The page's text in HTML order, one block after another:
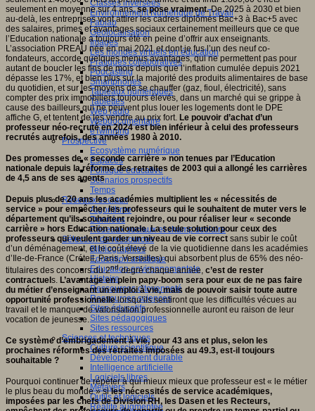
Classes inversées
Environnement Numérique de Travail
Fablab
Géolocalisation
Images
Les mondes virtuels en éducation
Pratiques collaboratives
Podcasting
Smartphones
Tableaux numériques
Tablettes
Web radio
Webdocumentaire
eTwinning
Prospective
Ecosystème numérique
Espaces
Politique éducative
Scénarios prospectifs
Temps
Réseaux sociaux
Algorithme
Données
Réseaux sociaux et champ scolaire
Sélection de ressources
Bibliographies
Education artistique
Education environnementale
Histoire
Ressources citoyenneté
Ressources sciences
Sites éducatifs
Sites pédagogiques
Sites ressources
Sciences et techniques
Culture scientifique
Développement durable
Intelligence artificielle
Logiciels libres
Métavers
Outils et logiciels
Réalité augmentée
seulement en moyenne sur 4 ans,se pose vraiment.De 2025 à 2030 et bien
au-delà, les entreprises vont attirer les cadres diplômés Bac+3 à Bac+5 avec
des salaires, primes et avantages sociaux certainement meilleurs que ce que
l’Education nationale a toujours été en peine d’offrir aux enseignants.
L’association PREAU née en mai 2021 et dont je fus l’un des neuf co-
fondateurs, accorde quelques menus avantages, qui ne permettent pas pour
autant de boucler les fins de mois depuis que l’inflation cumulée depuis 2021
dépasse les 17%, et bien plus sur la majorité des produits alimentaires de base
du quotidien, et sur les moyens de se chauffer (gaz, fioul, électricité), sans
compter des prix immobiliers toujours élevés, dans un marché qui se grippe à
cause des bailleurs qui ne peuvent plus louer les logements dont le DPE
affiche G, et tentent de les vendre au prix fort. Le pouvoir d’achat d’un
professeur néo-recruté en 2024 est bien inférieur à celui des professeurs
recrutés autrefois, des années 1980 à 2010.
Des promesses de « seconde carrière » non tenues par l’Education
nationale depuis la réforme des retraites de 2003 qui a allongé les carrières
de 4,5 ans de ses agents
Depuis plus de 20 ans les académies multiplient les « nécessités de
service » pour empêcher les professeurs qui le souhaitent de muter vers le
département qu’ils souhaitent rejoindre, ou pour réaliser leur « seconde
carrière » hors Education nationale.La seule solution pour ceux des
professeurs qui veulent garder un niveau de vie correct sans subir le coût
d’un déménagement, et le coût élevé de la vie quotidienne dans les académies
d’Ile-de-France (Créteil, Paris, Versailles) qui absorbent plus de 65% des néo-
titulaires des concours du 2nddegré chaque année, c’est de rester
contractuels. L’avantage en plein papy-boom sera pour eux de ne pas faire
du métier d’enseignant un emploi à vie, mais de pouvoir saisir toute autre
opportunité professionnellelorsqu’ils sentiront que les difficultés vécues au
travail et le manque de valorisation professionnelle auront eu raison de leur
vocation de jeunesse.
Ce système d’embrigadement à vie, pour 43 ans et plus, selon les
prochaines réformes des retraites imposées au 49.3, est-il toujours
souhaitable ?
Pourquoi continuer de répéter à qui mieux mieux que professeur est « le métier
le plus beau du monde » siles nécessités de service académiques,
imposées par les chefs de Division RH, les Dasen et les Recteurs,